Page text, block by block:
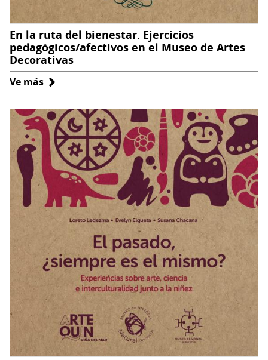
En la ruta del bienestar. Ejercicios
pedagógicos/afectivos en el Museo de Artes
Decorativas
Ve más sobre
la
ruta
del
bienestar.
Ejercicios
pedagógicos/afectivos
en
Museo
de
Artes
Decorativas